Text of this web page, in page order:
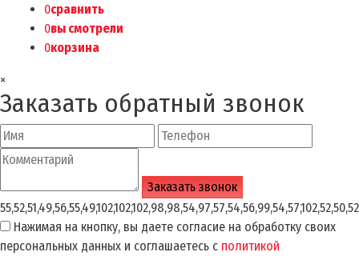
0сравнить
0вы смотрели
0корзина
×
Заказать обратный звонок
Нажимая на кнопку, вы даете согласие на обработку своих
персональных данных и соглашаетесь с политикой